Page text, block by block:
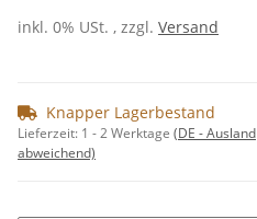
inkl. 0% USt. , zzgl. Versand
Knapper Lagerbestand
Lieferzeit: 1 - 2 Werktage (DE - Ausland
abweichend)